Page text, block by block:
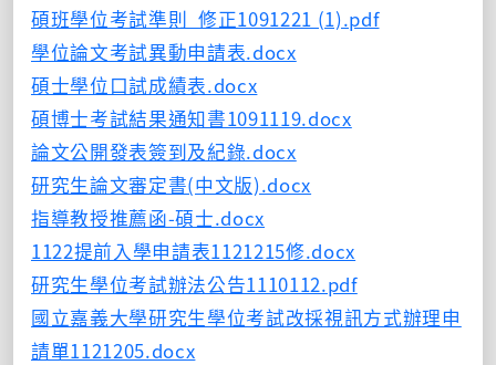
碩班學位考試準則_修正1091221 (1).pdf
學位論文考試異動申請表.docx
碩士學位口試成績表.docx
碩博士考試結果通知書1091119.docx
論文公開發表簽到及紀錄.docx
研究生論文審定書(中文版).docx
指導教授推薦函-碩士.docx
1122提前入學申請表1121215修.docx
研究生學位考試辦法公告1110112.pdf
國立嘉義大學研究生學位考試改採視訊方式辦理申
請單1121205.docx